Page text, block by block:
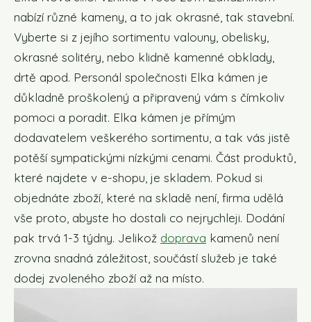
nabízí různé kameny, a to jak okrasné, tak stavební.
Vyberte si z jejího sortimentu valouny, obelisky,
okrasné solitéry, nebo klidně kamenné obklady,
drtě apod. Personál společnosti Elka kámen je
důkladně proškolený a připravený vám s čímkoliv
pomoci a poradit. Elka kámen je přímým
dodavatelem veškerého sortimentu, a tak vás jistě
potěší sympatickými nízkými cenami. Část produktů,
které najdete v e-shopu, je skladem. Pokud si
objednáte zboží, které na skladě není, firma udělá
vše proto, abyste ho dostali co nejrychleji. Dodání
pak trvá 1-3 týdny. Jelikož doprava kamenů není
zrovna snadná záležitost, součástí služeb je také
dodej zvoleného zboží až na místo.